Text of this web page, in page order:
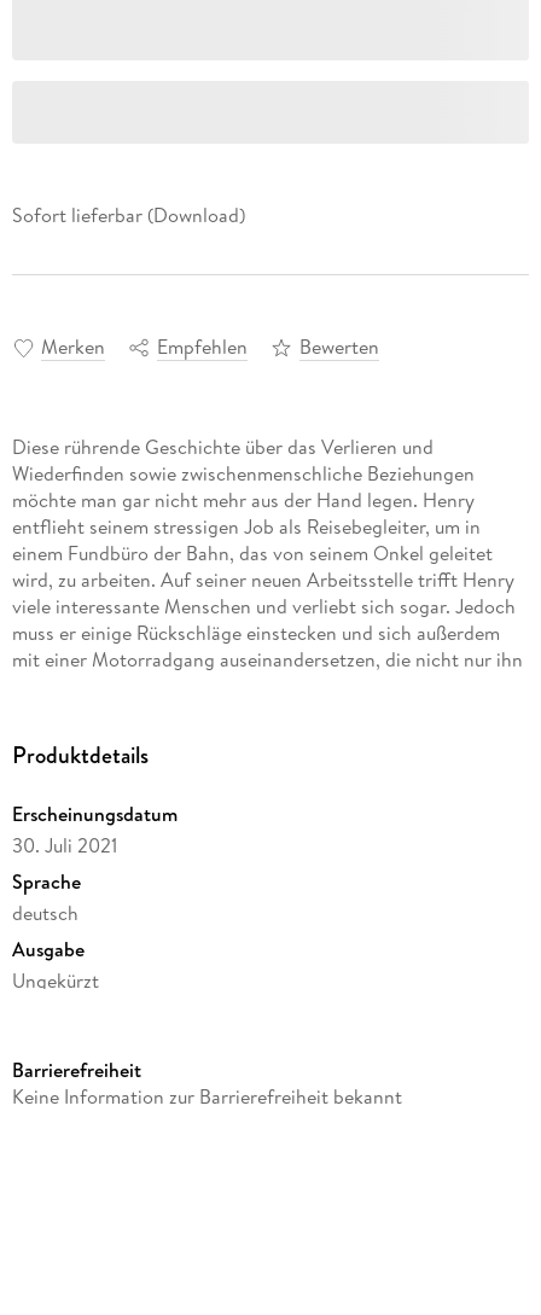
Sofort lieferbar (Download)
Merken Empfehlen Bewerten
Diese rührende Geschichte über das Verlieren und
Wiederfinden sowie zwischenmenschliche Beziehungen
möchte man gar nicht mehr aus der Hand legen. Henry
entflieht seinem stressigen Job als Reisebegleiter, um in
einem Fundbüro der Bahn, das von seinem Onkel geleitet
wird, zu arbeiten. Auf seiner neuen Arbeitsstelle trifft Henry
viele interessante Menschen und verliebt sich sogar. Jedoch
muss er einige Rückschläge einstecken und sich außerdem
mit einer Motorradgang auseinandersetzen, die nicht nur ihn
schade. -
Produktdetails
Erscheinungsdatum
30. Juli 2021
Sprache
deutsch
Ausgabe
Ungekürzt
Laufzeit
Barrierefreiheit
Keine Information zur Barrierefreiheit bekannt